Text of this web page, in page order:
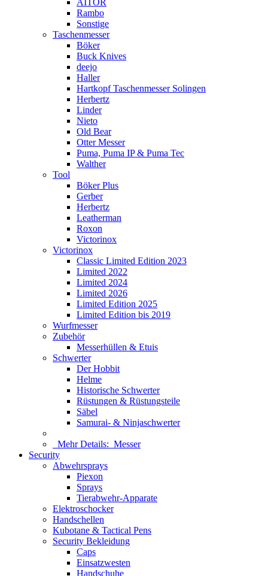
AITOR
Rambo
Sonstige
Taschenmesser
Böker
Buck Knives
deejo
Haller
Hartkopf Taschenmesser Solingen
Herbertz
Linder
Nieto
Old Bear
Otter Messer
Puma, Puma IP & Puma Tec
Walther
Tool
Böker Plus
Gerber
Herbertz
Leatherman
Roxon
Victorinox
Victorinox
Classic Limited Edition 2023
Limited 2022
Limited 2024
Limited 2026
Limited Edition 2025
Limited Edition bis 2019
Wurfmesser
Zubehör
Messerhüllen & Etuis
Schwerter
Der Hobbit
Helme
Historische Schwerter
Rüstungen & Rüstungsteile
Säbel
Samurai- & Ninjaschwerter
Mehr Details: Messer
Security
Abwehrsprays
Piexon
Sprays
Tierabwehr-Apparate
Elektroschocker
Handschellen
Kubotane & Tactical Pens
Security Bekleidung
Caps
Einsatzwesten
Handschuhe